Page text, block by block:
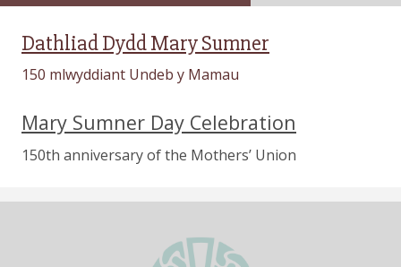
Dathliad Dydd Mary Sumner
150 mlwyddiant Undeb y Mamau
Mary Sumner Day Celebration
150th anniversary of the Mothers’ Union